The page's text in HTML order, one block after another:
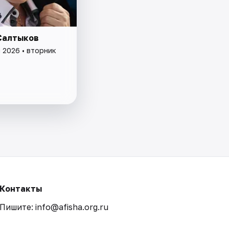
• вторник
Контакты
Пишите: info@afisha.org.ru